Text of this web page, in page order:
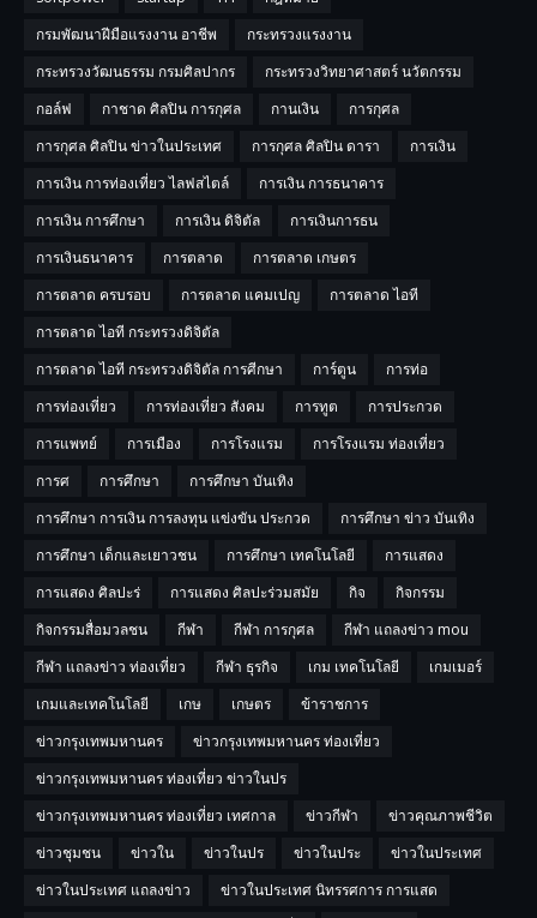
กรมพัฒนาฝีมือแรงงาน อาชีพ
กระทรวงแรงงาน
กระทรวงวัฒนธรรม กรมศิลปากร
กระทรวงวิทยาศาสตร์ นวัตกรรม
กอล์ฟ
กาชาด ศิลปิน การกุศล กานเงิน
การกุศล
การกุศล ศิลปิน ข่าวในประเทศ
การกุศล ศิลปิน ดารา
การเงิน
การเงิน การท่องเที่ยว ไลฟสไตล์
การเงิน การธนาคาร
การเงิน การศึกษา
การเงิน ดิจิตัล
การเงินการธน
การเงินธนาคาร
การตลาด
การตลาด เกษตร
การตลาด ครบรอบ
การตลาด แคมเปญ
การตลาด ไอที
การตลาด ไอที กระทรวงดิจิตัล
การตลาด ไอที กระทรวงดิจิตัล การศีกษา
การ์ตูน
การท่อ
การท่องเที่ยว
การท่องเที่ยว สังคม การทูต
การประกวด
การแพทย์
การเมือง การโรงแรม
การโรงแรม ท่องเที่ยว
การศ
การศึกษา
การศึกษา บันเทิง
การศึกษา การเงิน การลงทุน แข่งขัน ประกวด
การศึกษา ข่าว บันเทิง
การศึกษา เด็กและเยาวชน
การศึกษา เทคโนโลยี
การแสดง
การแสดง ศิลปะร่
การแสดง ศิลปะร่วมสมัย กิจ
กิจกรรม
กิจกรรมสื่อมวลชน
กีฬา กีฬา การกุศล
กีฬา แถลงข่าว mou
กีฬา แถลงข่าว ท่องเที่ยว
กีฬา ธุรกิจ เกม เทคโนโลยี
เกมเมอร์
เกมและเทคโนโลยี
เกษ เกษตร
ข้าราชการ
ข่าวกรุงเทพมหานคร
ข่าวกรุงเทพมหานคร ท่องเที่ยว
ข่าวกรุงเทพมหานคร ท่องเที่ยว ข่าวในปร
ข่าวกรุงเทพมหานคร ท่องเที่ยว เทศกาล
ข่าวกีฬา
ข่าวคุณภาพชีวิต
ข่าวชุมชน
ข่าวใน ข่าวในปร ข่าวในประ
ข่าวในประเทศ
ข่าวในประเทศ แถลงข่าว
ข่าวในประเทศ นิทรรศการ การแสด